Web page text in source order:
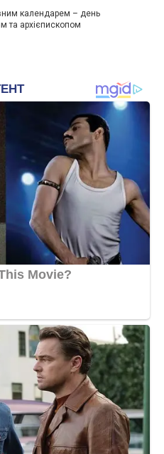
календарем – день
та архієпископом